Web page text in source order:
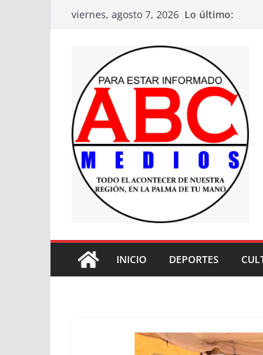
Saltarviernes, agosto 7, 2026 Lo último:
INICIO DEPORTES